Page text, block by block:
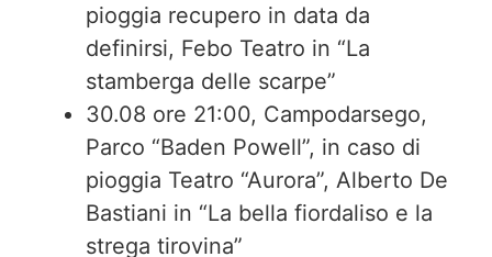
pioggia recupero in data da
definirsi, Febo Teatro in “La
stamberga delle scarpe”
30.08 ore 21:00, Campodarsego,
Parco “Baden Powell”, in caso di
pioggia Teatro “Aurora”, Alberto De
Bastiani in “La bella fiordaliso e la
strega tirovina”